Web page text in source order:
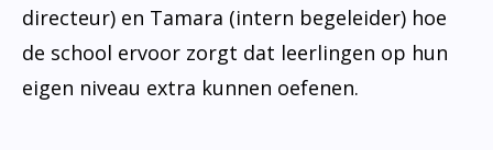
directeur) en Tamara (intern begeleider) hoe
de school ervoor zorgt dat leerlingen op hun
eigen niveau extra kunnen oefenen.